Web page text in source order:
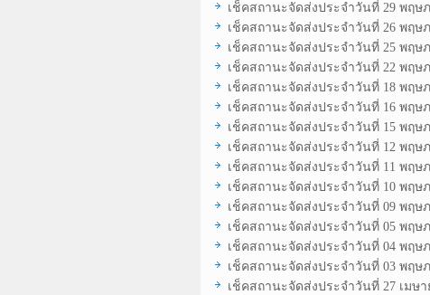
เช็คสถานะจัดส่งประจำวันที่ 29 พฤษ
เช็คสถานะจัดส่งประจำวันที่ 26 พฤษ
เช็คสถานะจัดส่งประจำวันที่ 25 พฤษ
เช็คสถานะจัดส่งประจำวันที่ 22 พฤษ
เช็คสถานะจัดส่งประจำวันที่ 18 พฤษ
เช็คสถานะจัดส่งประจำวันที่ 16 พฤษ
เช็คสถานะจัดส่งประจำวันที่ 15 พฤษ
เช็คสถานะจัดส่งประจำวันที่ 12 พฤษ
เช็คสถานะจัดส่งประจำวันที่ 11 พฤษ
เช็คสถานะจัดส่งประจำวันที่ 10 พฤษ
เช็คสถานะจัดส่งประจำวันที่ 09 พฤษ
เช็คสถานะจัดส่งประจำวันที่ 05 พฤษ
เช็คสถานะจัดส่งประจำวันที่ 04 พฤษ
เช็คสถานะจัดส่งประจำวันที่ 03 พฤษ
เช็คสถานะจัดส่งประจำวันที่ 27 เมษา